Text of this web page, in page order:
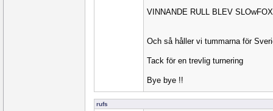
VINNANDE RULL BLEV
Och så håller vi tummarna för
Tack för en trevlig turnering
Bye bye !!
rufs